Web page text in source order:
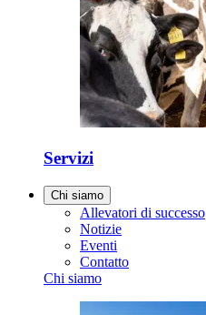
Servizi
Chi siamo
Allevatori di successo
Notizie
Eventi
Contatto
Chi siamo